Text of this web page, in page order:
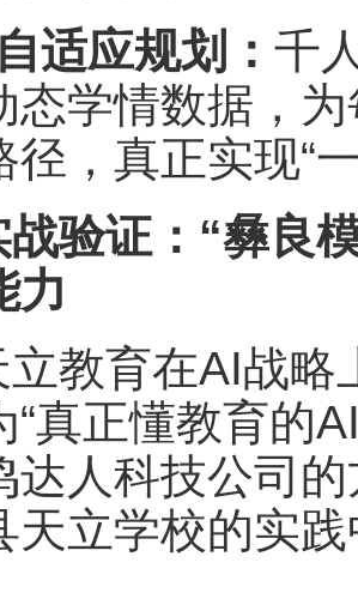
适应规划： 千
态学情数据，
径，真正实现“
战验证：“彝良
力
立教育在AI战略
“真正懂教育的
达人科技公司
天立学校的实